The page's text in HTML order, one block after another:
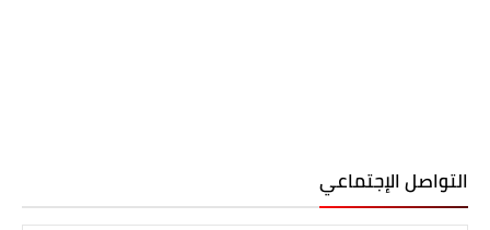
التواصل الإجتماعي